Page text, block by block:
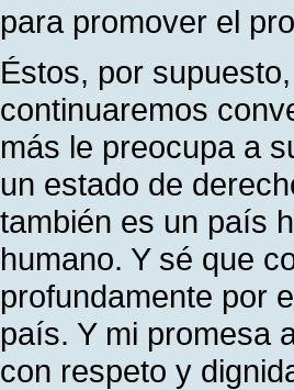
para promover el
Éstos, por
continuaremos
más le preocupa a
un estado de
también es un país
humano. Y sé que
profundamente por
país. Y mi promesa
con respeto y